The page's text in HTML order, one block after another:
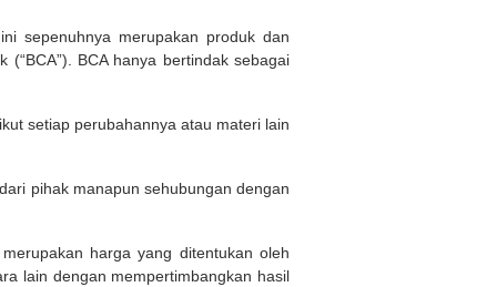
sepenuhnya merupakan produk dan
BCA hanya bertindak sebagai
setiap perubahannya atau materi lain
pihak manapun sehubungan dengan
harga yang ditentukan oleh
lain dengan mempertimbangkan hasil